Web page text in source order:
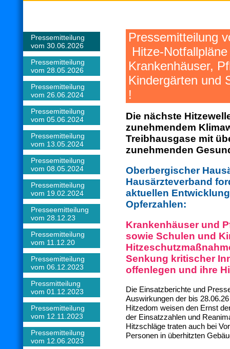
Pressemitteilung
vom 30.06.2026
Pressemitteilung
vom 28.05.2026
Pressemitteilung
vom 26.06.2024
Pressemitteilung
vom 05.06.2024
Pressemitteilung
vom 13.05.2024
Pressemitteilung
vom 08.05.2024
Pressemitteilung
vom 19.02.2024
Presseemitteilung
vom 28.12.23
Pressemitteilung
vom 11.12.20
Pressemitteilung
vom 06.12.2023
Pressmitteilung
vom 01.12.2023
Pressemitteilung
vom 12.11.2023
Pressemitteilung
vom 12.06.2023
Hitze-
Krankenhäuser,
Kindergärten und
!
Die nächste
zunehmendem
Treibhausgase mit
zunehmenden
Oberbergischer
Hausärzteverband
aktuellen
Opferzahlen:
Krankenhäuser und
sowie Schulen und
Senkung kritischer
offenlegen und ihre
Die Einsatzberichte und
Auswirkungen der bis
Hitzedom weisen den Ernst
der Einsatzzahlen und
Hitzschläge traten auch bei
Personen in überhitzten